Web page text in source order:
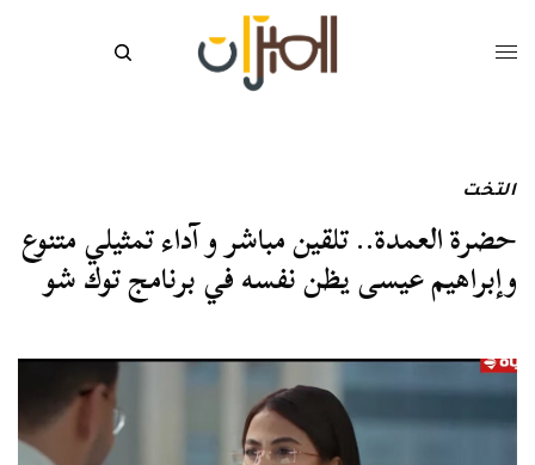
التخت
حضرة العمدة.. تلقين مباشر و آداء تمثيلي متنوع
وإبراهيم عيسى يظن نفسه في برنامج توك شو